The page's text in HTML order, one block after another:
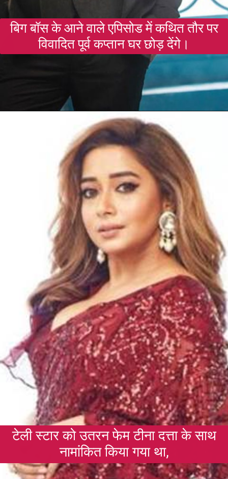
बिग बॉस के आने वाले एपिसोड में कथित तौर पर
विवादित पूर्व कप्तान घर छोड़ देंगे।
टेली स्टार को उतरन फेम टीना दत्ता के साथ
नामांकित किया गया था,